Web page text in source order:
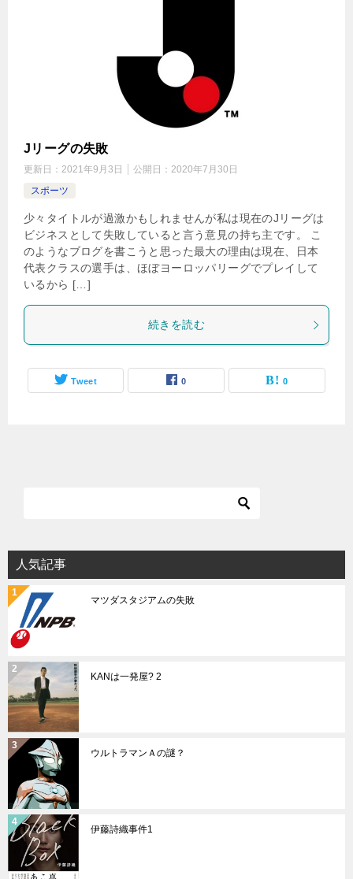
Jリーグの失敗
更新日： 2021年9月3日 公開日： 2020年7月30日
スポーツ
少々タイトルが過激かもしれませんが私は現在のJリーグは
ビジネスとして失敗していると言う意見の持ち主です。 こ
のようなブログを書こうと思った最大の理由は現在、日本
代表クラスの選手は、ほぼヨーロッパリーグでプレイして
いるから […]
続きを読む
Tweet 0 0
人気記事
マツダスタジアムの失敗
KANは一発屋? 2
ウルトラマンＡの謎？
伊藤詩織事件1